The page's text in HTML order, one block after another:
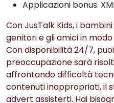
Applicazioni bonus.
Con JusTalk Kids, i
genitori e gli amici in
Con disponibilità 24/7,
preoccupazione sarà
affrontando difficoltà
contenuti inappropriati, il
advert assisterti. Hai